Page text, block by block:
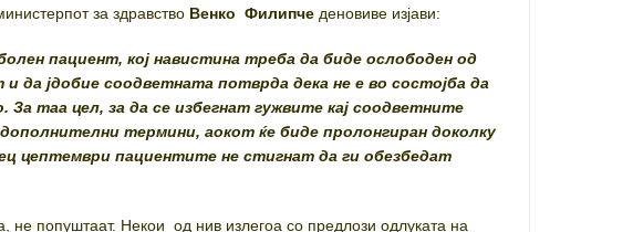
за здравство Венко Филипче деновиве изјави:
пациент, кој навистина треба да биде ослободен од
да јдобие соодветната потврда дека не е во состојба да
.За таа цел, за да се избегнат гужвите кај соодветните
термини, аокот ќе биде пролонгиран доколку
цептември пациентите не стигнат да ги обезбедат
не попуштаат. Некои од нив излегоа со предлози одлуката на